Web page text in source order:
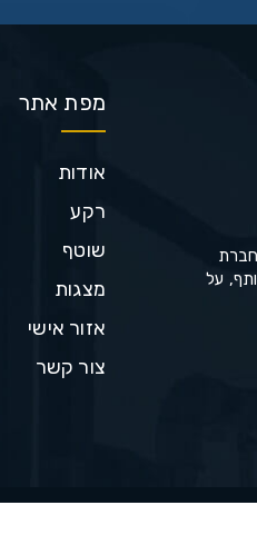
חברת
על
מפת אתר
אודות
רקע
שוטף
מצגות
אזור אישי
צור קשר